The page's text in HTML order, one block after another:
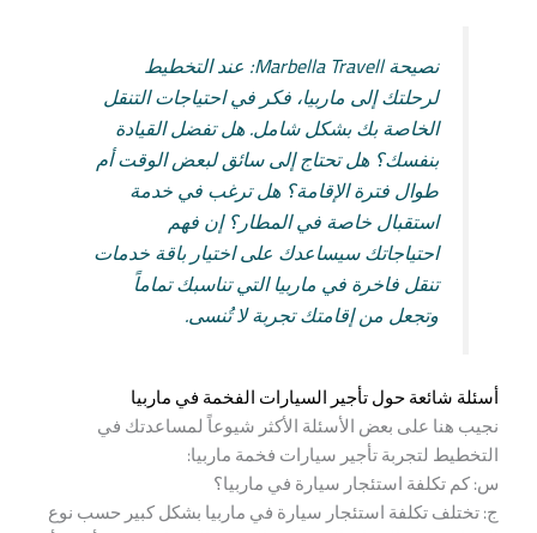
نصيحة Marbella Travell: عند التخطيط
لرحلتك إلى ماربيا، فكر في احتياجات التنقل
الخاصة بك بشكل شامل. هل تفضل القيادة
بنفسك؟ هل تحتاج إلى سائق لبعض الوقت أم
طوال فترة الإقامة؟ هل ترغب في خدمة
استقبال خاصة في المطار؟ إن فهم
احتياجاتك سيساعدك على اختيار باقة خدمات
تنقل فاخرة في ماربيا التي تناسبك تماماً
وتجعل من إقامتك تجربة لا تُنسى.
أسئلة شائعة حول تأجير السيارات الفخمة في ماربيا
نجيب هنا على بعض الأسئلة الأكثر شيوعاً لمساعدتك في
التخطيط لتجربة تأجير سيارات فخمة ماربيا:
س: كم تكلفة استئجار سيارة في ماربيا؟
ج: تختلف تكلفة استئجار سيارة في ماربيا بشكل كبير حسب نوع